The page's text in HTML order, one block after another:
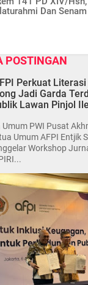
Dan Senam
POSTINGAN
Perkuat Literasi
Jadi Garda
Lawan Pinjol
Umum PWI Pusat
Umum AFPI Entjik
Workshop